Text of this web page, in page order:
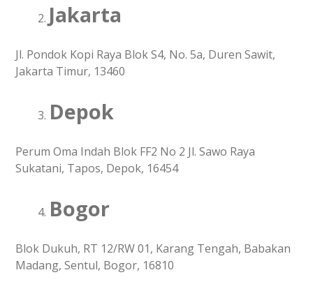
Jakarta
Jl. Pondok Kopi Raya Blok S4, No. 5a, Duren Sawit,
Jakarta Timur, 13460
Depok
Perum Oma Indah Blok FF2 No 2 Jl. Sawo Raya
Sukatani, Tapos, Depok, 16454
Bogor
Blok Dukuh, RT 12/RW 01, Karang Tengah, Babakan
Madang, Sentul, Bogor, 16810